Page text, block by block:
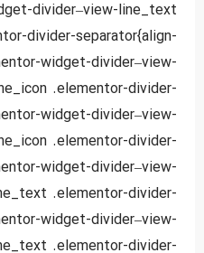
divider–view-line_text
divider-separator{align-
widget-divider–view-
.elementor-divider-
widget-divider–view-
.elementor-divider-
widget-divider–view-
.elementor-divider-
widget-divider–view-
.elementor-divider-